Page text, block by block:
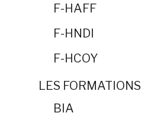
F-HAFF
F-HNDI
F-HCOY
LES FORMATIONS
BIA